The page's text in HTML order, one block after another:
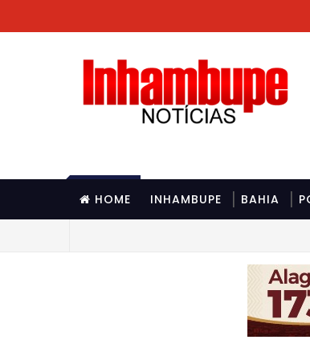
HOME INHAMBUPE BAHIA